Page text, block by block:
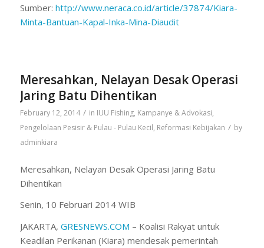
Sumber: http://www.neraca.co.id/article/37874/Kiara-
Minta-Bantuan-Kapal-Inka-Mina-Diaudit
Meresahkan, Nelayan Desak Operasi
Jaring Batu Dihentikan
February 12, 2014 / in IUU Fishing, Kampanye & Advokasi,
Pengelolaan Pesisir & Pulau - Pulau Kecil, Reformasi Kebijakan / by
adminkiara
Meresahkan, Nelayan Desak Operasi Jaring Batu
Dihentikan
Senin, 10 Februari 2014 WIB
JAKARTA, GRESNEWS.COM – Koalisi Rakyat untuk
Keadilan Perikanan (Kiara) mendesak pemerintah